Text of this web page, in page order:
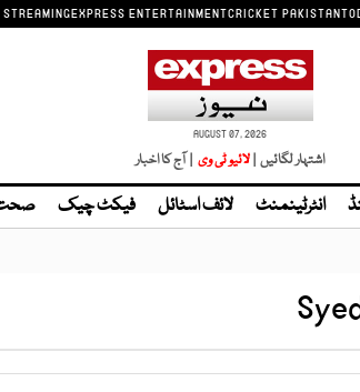
EXPRESS ENTERTAINMENTCRICKET PAKISTAN
AUGUST 07, 2026
اشتہار لگائیں | | آج کا اخبار
انٹرٹینمنٹ لائف اسٹائل فیکٹ چیک